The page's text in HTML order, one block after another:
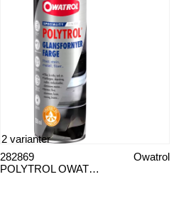
POLYTROL OWATROL
Owatrol
282869
2 varianter